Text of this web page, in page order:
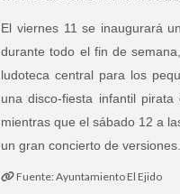
El viernes 11 se inaugurará
durante todo el fin de
ludoteca central para los
una disco-fiesta infantil
mientras que el sábado 12 a
un gran concierto de versiones.
Fuente: Ayuntamiento El Ejido